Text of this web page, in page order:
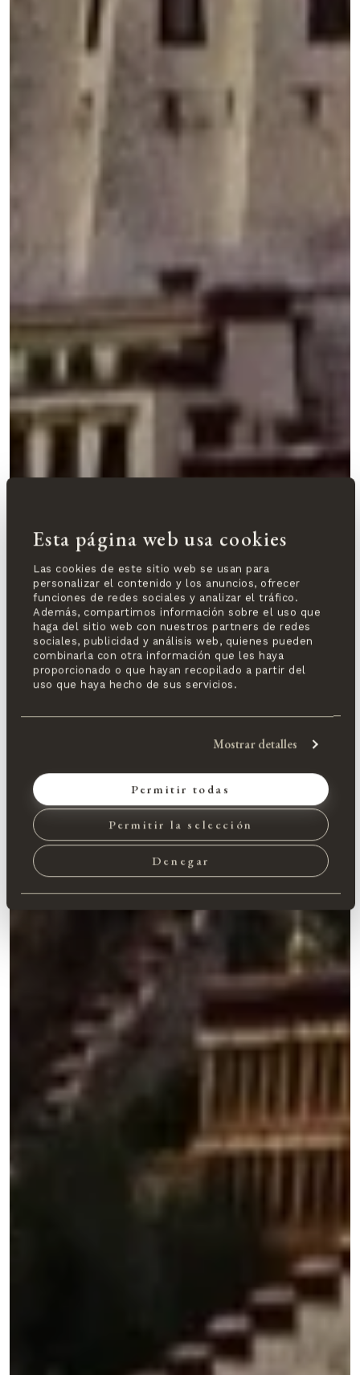
Esta página web usa cookies
Las cookies de este sitio web se usan para
personalizar el contenido y los anuncios, ofrecer
funciones de redes sociales y analizar el tráfico.
Además, compartimos información sobre el uso que
haga del sitio web con nuestros partners de redes
sociales, publicidad y análisis web, quienes pueden
combinarla con otra información que les haya
proporcionado o que hayan recopilado a partir del
uso que haya hecho de sus servicios.
Mostrar detalles
Permitir todas
Permitir la selección
Denegar